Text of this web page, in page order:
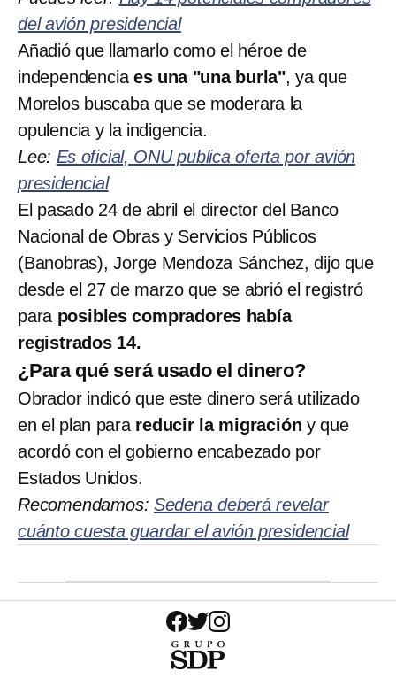
del avión presidencial
Añadió que llamarlo como el héroe de
independencia es una "una burla", ya que
Morelos buscaba que se moderara la
opulencia y la indigencia.
Lee: Es oficial, ONU publica oferta por avión
presidencial
El pasado 24 de abril el director del Banco
Nacional de Obras y Servicios Públicos
(Banobras), Jorge Mendoza Sánchez, dijo que
desde el 27 de marzo que se abrió el registró
para posibles compradores había
registrados 14.
¿Para qué será usado el dinero?
Obrador indicó que este dinero será utilizado
en el plan para reducir la migración y que
acordó con el gobierno encabezado por
Estados Unidos.
Recomendamos: Sedena deberá revelar
cuánto cuesta guardar el avión presidencial